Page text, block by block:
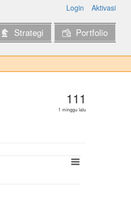
Login Aktivasi
Strategi Portfolio
111
1 minggu lalu